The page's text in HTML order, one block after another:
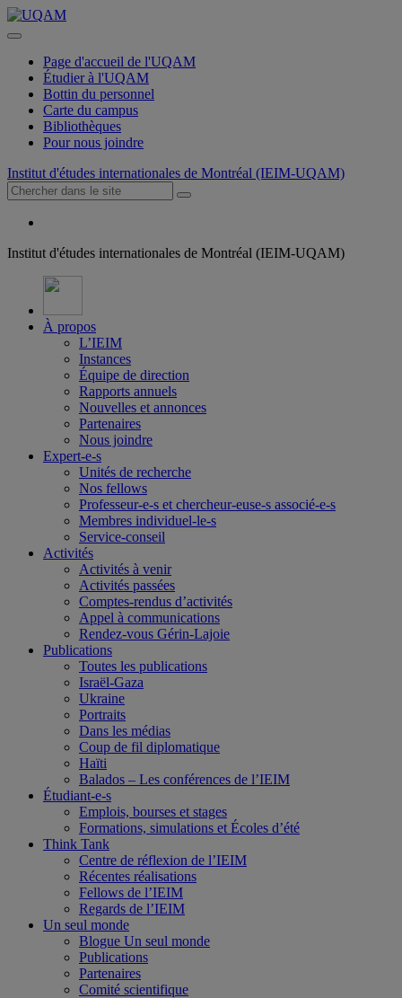
Page d'accueil de l'UQAM
Étudier à l'UQAM
Bottin du personnel
Carte du campus
Bibliothèques
Pour nous joindre
Institut d'études internationales de Montréal (IEIM-UQAM)
Institut d'études internationales de Montréal (IEIM-UQAM)
À propos
L’IEIM
Instances
Équipe de direction
Rapports annuels
Nouvelles et annonces
Partenaires
Nous joindre
Expert-e-s
Unités de recherche
Nos fellows
Professeur-e-s et chercheur-euse-s associé-e-s
Membres individuel-le-s
Service-conseil
Activités
Activités à venir
Activités passées
Comptes-rendus d’activités
Appel à communications
Rendez-vous Gérin-Lajoie
Publications
Toutes les publications
Israël-Gaza
Ukraine
Portraits
Dans les médias
Coup de fil diplomatique
Haïti
Balados – Les conférences de l’IEIM
Étudiant-e-s
Emplois, bourses et stages
Formations, simulations et Écoles d’été
Think Tank
Centre de réflexion de l’IEIM
Récentes réalisations
Fellows de l’IEIM
Regards de l’IEIM
Un seul monde
Blogue Un seul monde
Publications
Partenaires
Comité scientifique